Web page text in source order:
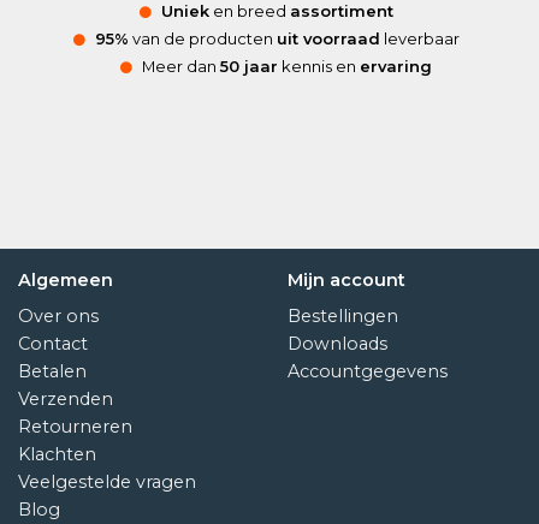
Uniek en breed assortiment
95% van de producten uit voorraad leverbaar
Meer dan 50 jaar kennis en ervaring
Algemeen
Over ons
Contact
Betalen
Verzenden
Retourneren
Klachten
Veelgestelde vragen
Blog
Mijn account
Bestellingen
Downloads
Accountgegevens